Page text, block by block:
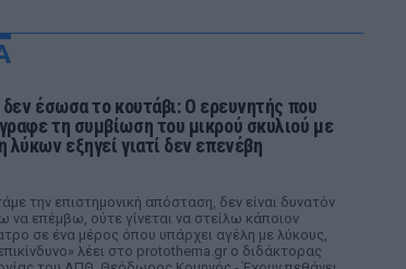
δεν έσωσα το κουτάβι: Ο ερευνητής που
τη συμβίωση του μικρού σκυλιού με
λύκων εξηγεί γιατί δεν επενέβη
την επιστημονική απόσταση, δεν είναι δυνατόν
να επέμβω, ούτε γίνεται να στείλω κάποιον
σε ένα μέρος όπου υπάρχει αγέλη με λύκους,
επικίνδυνο» λέει στο protothema.gr ο διδάκτορας